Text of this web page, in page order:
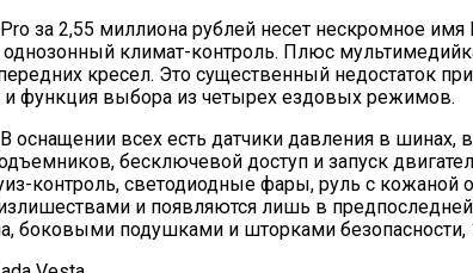
за 2,55 миллиона рублей несет нескромное
климат-контроль. Плюс
кресел. Это существенный недостаток
функция выбора из четырех ездовых режимов.
оснащении всех есть датчики давления в
бесключевой доступ и запуск
контроль, светодиодные фары, руль с кожаной
и появляются лишь в
боковыми подушками и шторками